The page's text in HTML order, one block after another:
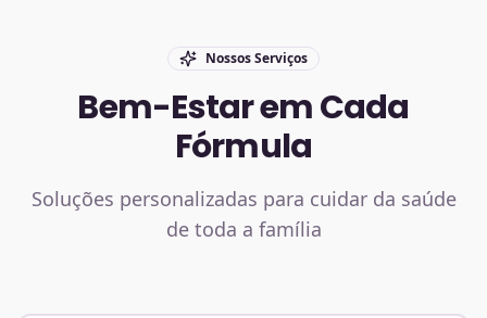
Nossos Serviços
Bem-Estar em Cada
Fórmula
Soluções personalizadas para cuidar da saúde
de toda a família